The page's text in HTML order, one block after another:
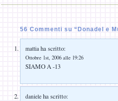
56 Commenti su “Donadel e
mattia ha scritto:
Ottobre 1st, 2006 alle 19:26
SIAMO A -13
daniele ha scritto: